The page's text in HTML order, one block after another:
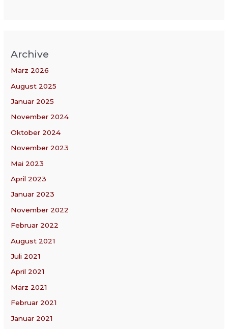
Archive
März 2026
August 2025
Januar 2025
November 2024
Oktober 2024
November 2023
Mai 2023
April 2023
Januar 2023
November 2022
Februar 2022
August 2021
Juli 2021
April 2021
März 2021
Februar 2021
Januar 2021